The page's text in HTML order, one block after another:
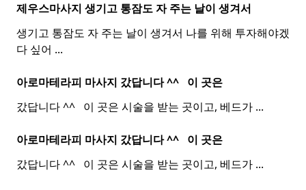
제우스마사지 생기고 통잠도 자 주는 날이 생겨서
생기고 통잠도 자 주는 날이 생겨서 나를 위해 투자해야겠
다 싶어 ...
아로마테라피 마사지 갔답니다 ^^ ​ ​ 이 곳은
갔답니다 ^^ ​ ​ 이 곳은 시술을 받는 곳이고, 베드가 ...
아로마테라피 마사지 갔답니다 ^^ ​ ​ 이 곳은
갔답니다 ^^ ​ ​ 이 곳은 시술을 받는 곳이고, 베드가 ...